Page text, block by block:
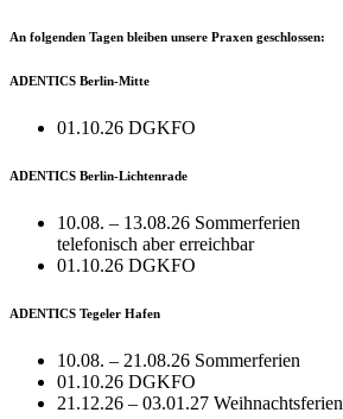
An folgenden Tagen bleiben unsere Praxen geschlossen:
ADENTICS Berlin-Mitte
01.10.26 DGKFO
ADENTICS Berlin-Lichtenrade
10.08. – 13.08.26 Sommerferien
telefonisch aber erreichbar
01.10.26 DGKFO
ADENTICS Tegeler Hafen
10.08. – 21.08.26 Sommerferien
01.10.26 DGKFO
21.12.26 – 03.01.27 Weihnachtsferien